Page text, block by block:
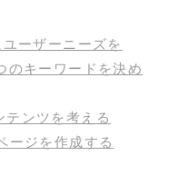
ーザーニーズを
キーワードを決め
ンツを考える
ジを作成する